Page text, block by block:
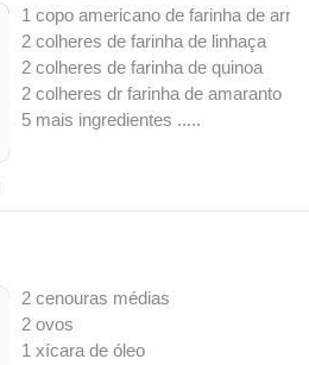
1 copo americano de farinha de
2 colheres de farinha de linhaça
2 colheres de farinha de quinoa
2 colheres dr farinha de amaranto
5 mais ingredientes .....
2 cenouras médias
2 ovos
1 xícara de óleo